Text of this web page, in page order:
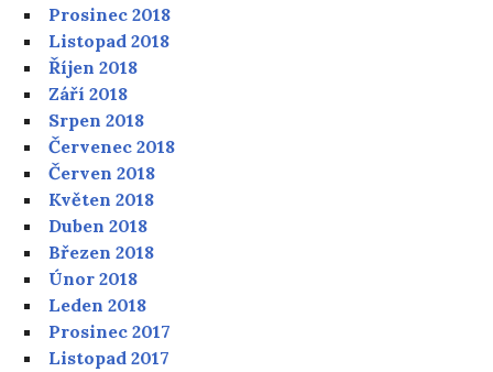
Prosinec 2018
Listopad 2018
Říjen 2018
Září 2018
Srpen 2018
Červenec 2018
Červen 2018
Květen 2018
Duben 2018
Březen 2018
Únor 2018
Leden 2018
Prosinec 2017
Listopad 2017